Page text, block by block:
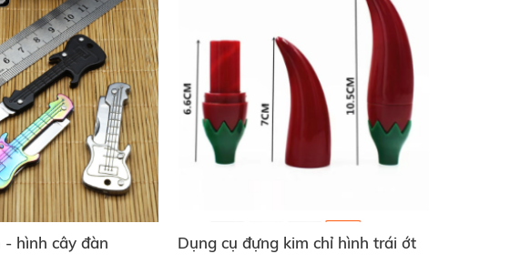
- hình cây đàn Dụng cụ đựng kim chỉ hình trái ớt